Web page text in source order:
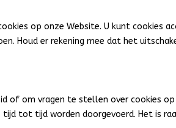
op onze Website. U kunt cookies
Houd er rekening mee dat het
of om vragen te stellen over cookies
tijd tot tijd worden doorgevoerd. Het is